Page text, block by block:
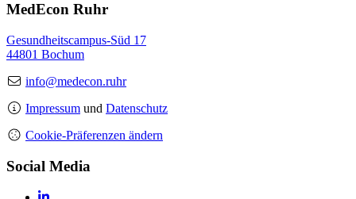
MedEcon Ruhr
Gesundheitscampus-Süd 17
44801 Bochum
info@medecon.ruhr
Impressum und Datenschutz
Cookie-Präferenzen ändern
Social Media